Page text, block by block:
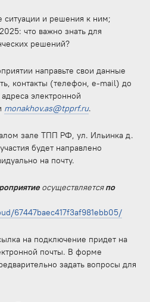
ситуации и решения к ним;
что важно знать для
решений?
направьте свои данные
контакты (телефон, e-mail) до
электронной
monakhov.as@tpprf.ru.
зале ТПП РФ, ул. Ильинка д.
будет направлено
на почту.
осуществляетсяпо
67447baec417f3af981ebb05/
на подключение придет на
почты. В форме
задать вопросы для